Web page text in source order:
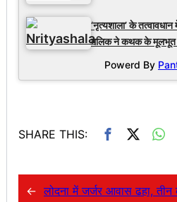
‘नृत्यशाला’ के तत्वावधान
मलिक ने कथक के मूलभूत
Powerd By
SHARE THIS:
← लोदना में जर्जर आवास ढहा,